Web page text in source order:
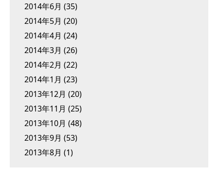
2014年6月 (35)
2014年5月 (20)
2014年4月 (24)
2014年3月 (26)
2014年2月 (22)
2014年1月 (23)
2013年12月 (20)
2013年11月 (25)
2013年10月 (48)
2013年9月 (53)
2013年8月 (1)